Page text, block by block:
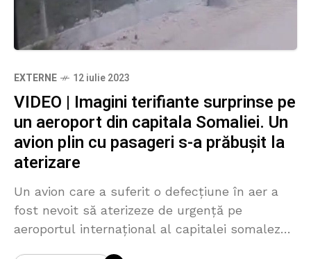
EXTERNE 12 iulie 2023
VIDEO | Imagini terifiante surprinse pe
un aeroport din capitala Somaliei. Un
avion plin cu pasageri s-a prăbușit la
aterizare
Un avion care a suferit o defecțiune în aer a
fost nevoit să aterizeze de urgență pe
aeroportul internațional al capitalei somaleze